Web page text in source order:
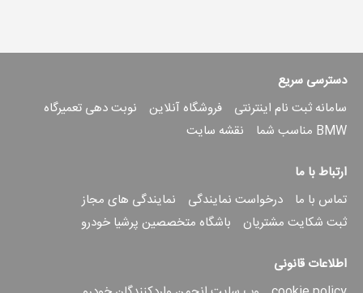
جزئیات طرح مشارکت
سرمایه‌گذاری
نوع طرح مبلغ سرمایه گذاری (ریال)پیش پرداخت (ریال)
طرح ویژه مشارکت (قطعی)۳۴,۹۰۰,۰۰۰,۰۰۰ ۳۴,۹۰۰,۰۰۰,۰۰۰
دسترسی سریع
سامانه ثبت نام اینترنتی
فروشگاه آنلاین
نوبت دهی تعمیرگاه
BMW مناسب شما
نقشه سایت
ارتباط با ما
تماس با ما
درخواست نمایندگی
نمایندگی های مجاز
ثبت شکایت مشتریان
باشگاه متخصصین پرشیا خودرو
اطلاعات قانونی